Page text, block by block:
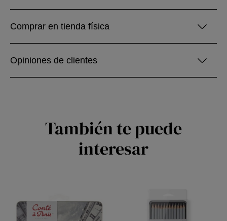
Comprar en tienda física
Opiniones de clientes
También te puede
interesar